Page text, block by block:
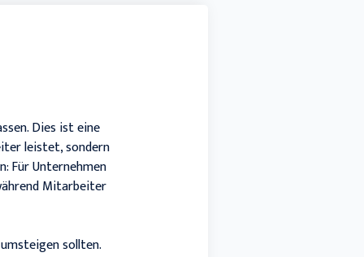
Dies ist eine
leistet, sondern
Für Unternehmen
Mitarbeiter
sollten.